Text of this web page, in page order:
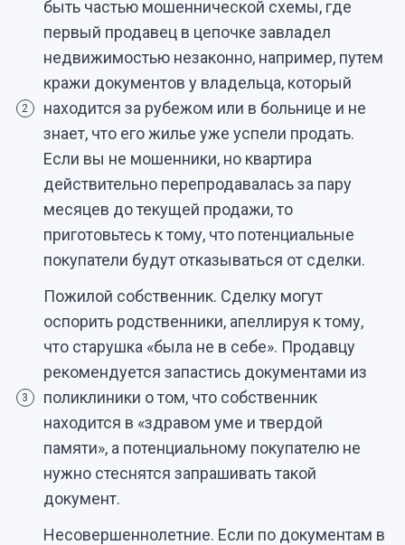
2
быть частью мошеннической схемы, где
первый продавец в цепочке завладел
недвижимостью незаконно, например, путем
кражи документов у владельца, который
находится за рубежом или в больнице и не
знает, что его жилье уже успели продать.
Если вы не мошенники, но квартира
действительно перепродавалась за пару
месяцев до текущей продажи, то
приготовьтесь к тому, что потенциальные
покупатели будут отказываться от сделки.
3
Пожилой собственник. Сделку могут
оспорить родственники, апеллируя к тому,
что старушка «была не в себе». Продавцу
рекомендуется запастись документами из
поликлиники о том, что собственник
находится в «здравом уме и твердой
памяти», а потенциальному покупателю не
нужно стеснятся запрашивать такой
документ.
Несовершеннолетние. Если по документам в